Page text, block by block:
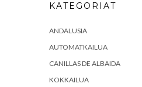
KATEGORIAT
ANDALUSIA
AUTOMATKAILUA
CANILLAS DE ALBAIDA
KOKKAILUA